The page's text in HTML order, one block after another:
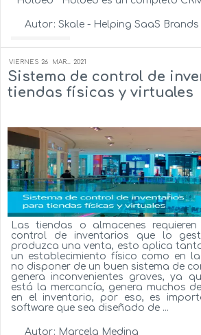
Autor: Skale - Helping SaaS
VIERNES 26 MAR... 2021
Sistema de control de
tiendas físicas y virtuales
Las tiendas o almacenes
control de inventarios que lo
produzca una venta, esto aplica
un establecimiento físico como en
no disponer de un buen sistema de
genera inconvenientes graves, ya
está la mercancía, genera muchos
en el inventario, por eso, es
software que sea diseñado de ...
Autor: Marcela Medina